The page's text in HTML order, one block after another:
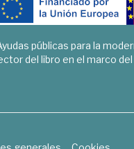
públicas para la
del libro en el marco